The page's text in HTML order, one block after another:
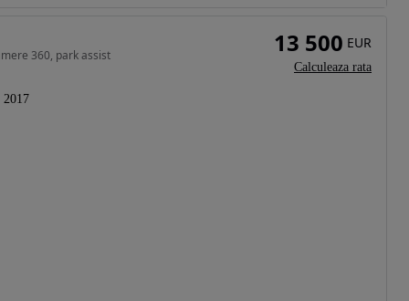
360, park assist
2017
13 500 EUR
Calculeaza rata